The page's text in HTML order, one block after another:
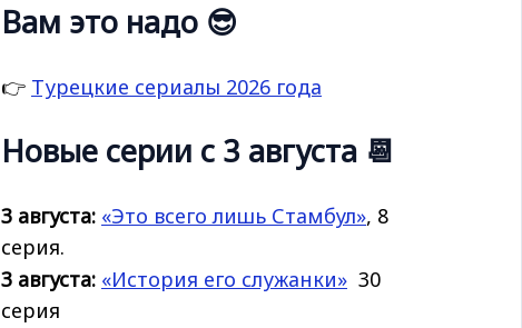
Вам это надо 😎
👉 Турецкие сериалы 2026 года
Новые серии с 3 августа 📆
3 августа: «Это всего лишь Стамбул», 8
серия.
3 августа: «История его служанки» 30
серия